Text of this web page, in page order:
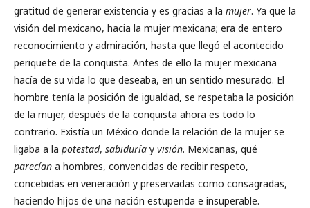
gratitud de generar existencia y es gracias a la mujer. Ya que la
visión del mexicano, hacia la mujer mexicana; era de entero
reconocimiento y admiración, hasta que llegó el acontecido
periquete de la conquista. Antes de ello la mujer mexicana
hacía de su vida lo que deseaba, en un sentido mesurado. El
hombre tenía la posición de igualdad, se respetaba la posición
de la mujer, después de la conquista ahora es todo lo
contrario. Existía un México donde la relación de la mujer se
ligaba a la potestad, sabiduría y visión. Mexicanas, qué
parecían a hombres, convencidas de recibir respeto,
concebidas en veneración y preservadas como consagradas,
haciendo hijos de una nación estupenda e insuperable.